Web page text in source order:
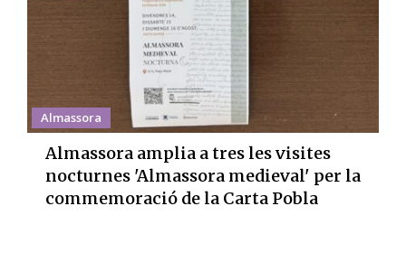
Almassora
Almassora amplia a tres les visites
nocturnes 'Almassora medieval' per la
commemoració de la Carta Pobla